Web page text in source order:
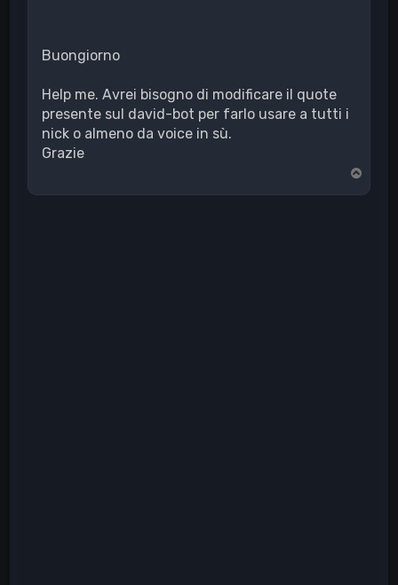
Buongiorno
Help me. Avrei bisogno di modificare il quote
presente sul david-bot per farlo usare a tutti i
nick o almeno da voice in sù.
Grazie
o